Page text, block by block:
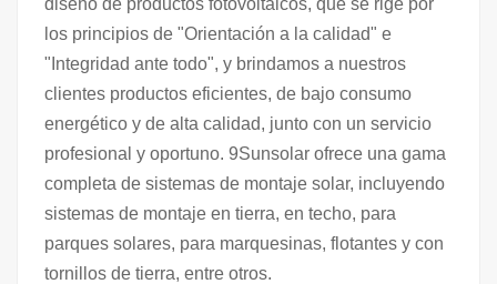
los principios de "Orientación a la calidad" e
"Integridad ante todo", y brindamos a nuestros
clientes productos eficientes, de bajo consumo
energético y de alta calidad, junto con un servicio
profesional y oportuno. 9Sunsolar ofrece una gama
completa de sistemas de montaje solar, incluyendo
sistemas de montaje en tierra, en techo, para
parques solares, para marquesinas, flotantes y con
tornillos de tierra, entre otros.